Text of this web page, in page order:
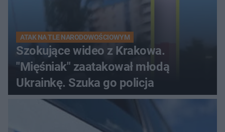
ATAK NA TLE NARODOWOŚCIOWYM
Szokujące wideo z Krakowa.
"Mięśniak" zaatakował młodą
Ukrainkę. Szuka go policja